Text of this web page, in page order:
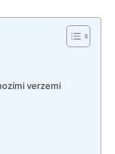
verzemi